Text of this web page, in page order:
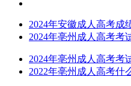
2024年安徽成人高考成
2024年亳州成人高考考
2024年亳州成人高考考
2022年亳州成人高考什